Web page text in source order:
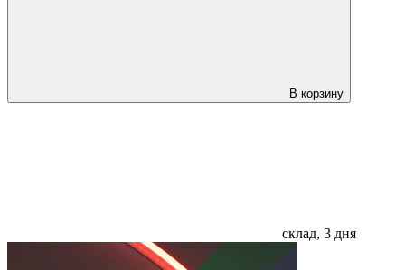
В корзину
склад, 3 дня